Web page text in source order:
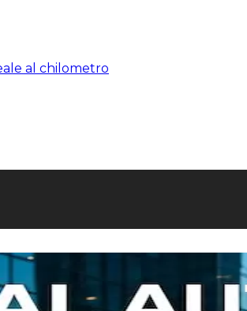
al chilometro